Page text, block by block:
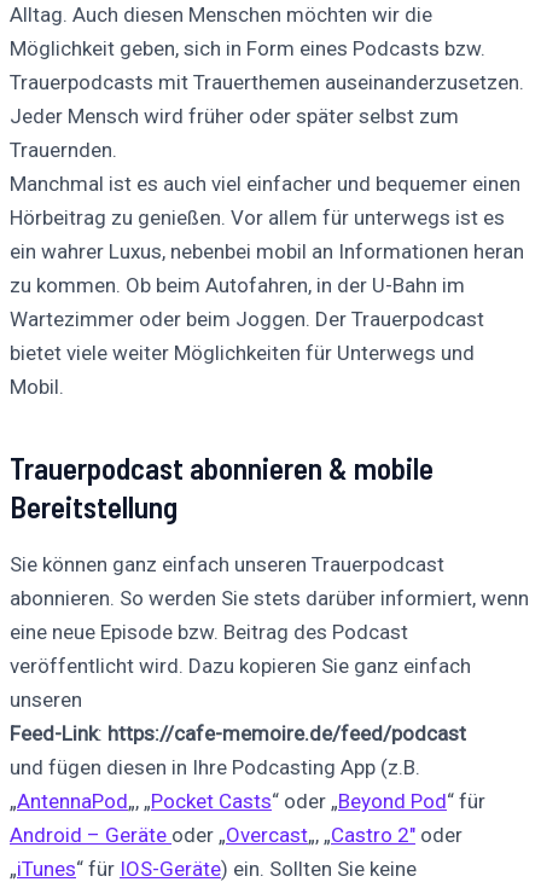
Alltag. Auch diesen Menschen möchten wir die
Möglichkeit geben, sich in Form eines Podcasts bzw.
Trauerpodcasts mit Trauerthemen auseinanderzusetzen.
Jeder Mensch wird früher oder später selbst zum
Trauernden.
Manchmal ist es auch viel einfacher und bequemer einen
Hörbeitrag zu genießen. Vor allem für unterwegs ist es
ein wahrer Luxus, nebenbei mobil an Informationen heran
zu kommen. Ob beim Autofahren, in der U-Bahn im
Wartezimmer oder beim Joggen. Der Trauerpodcast
bietet viele weiter Möglichkeiten für Unterwegs und
Mobil.
Trauerpodcast abonnieren & mobile
Bereitstellung
Sie können ganz einfach unseren Trauerpodcast
abonnieren. So werden Sie stets darüber informiert, wenn
eine neue Episode bzw. Beitrag des Podcast
veröffentlicht wird. Dazu kopieren Sie ganz einfach
unseren
Feed-Link: https://cafe-memoire.de/feed/podcast
und fügen diesen in Ihre Podcasting App (z.B.
„AntennaPod„, „Pocket Casts“ oder „Beyond Pod“ für
Android – Geräte oder „Overcast„, „Castro 2″ oder
„iTunes“ für IOS-Geräte) ein. Sollten Sie keine